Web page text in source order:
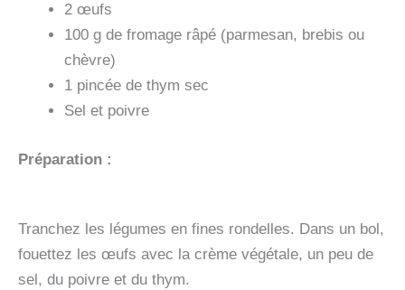
2 œufs
100 g de fromage râpé (parmesan, brebis ou
chèvre)
1 pincée de thym sec
Sel et poivre
Préparation :
Tranchez les légumes en fines rondelles. Dans un bol,
fouettez les œufs avec la crème végétale, un peu de
sel, du poivre et du thym.